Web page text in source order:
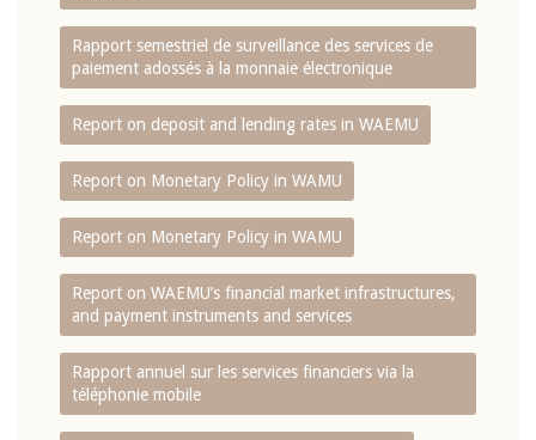
Rapport semestriel de surveillance des services de
paiement adossés à la monnaie électronique
Report on deposit and lending rates in WAEMU
Report on Monetary Policy in WAMU
Report on Monetary Policy in WAMU
Report on WAEMU’s financial market infrastructures,
and payment instruments and services
Rapport annuel sur les services financiers via la
téléphonie mobile